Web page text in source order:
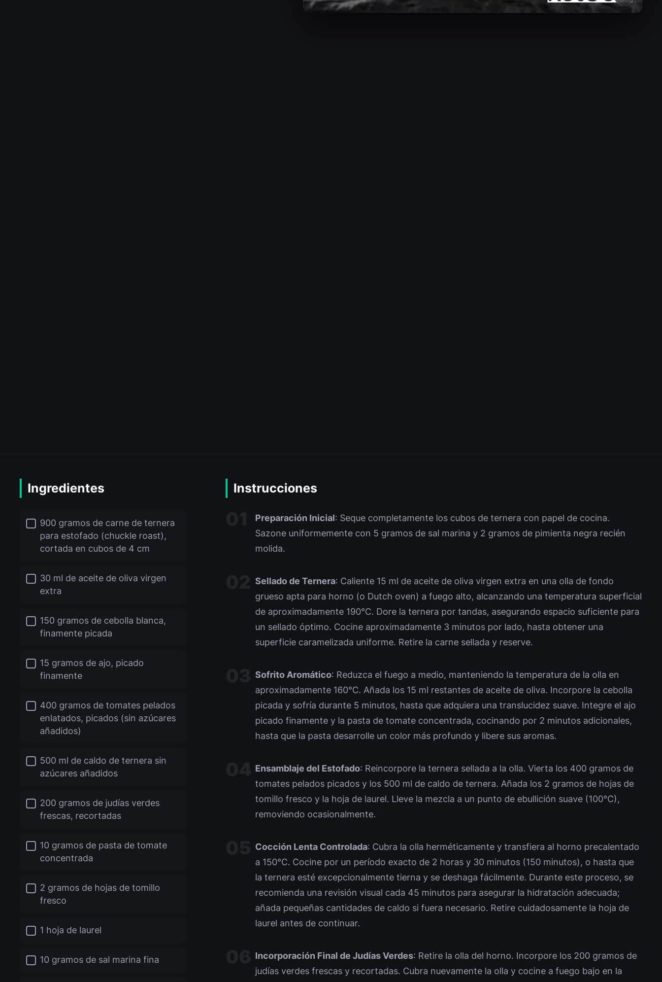
Ingredientes
900 gramos de carne de ternera
para estofado (chuckle roast),
cortada en cubos de 4 cm
30 ml de aceite de oliva virgen
extra
150 gramos de cebolla blanca,
finamente picada
15 gramos de ajo, picado
finamente
400 gramos de tomates pelados
enlatados, picados (sin azúcares
añadidos)
500 ml de caldo de ternera sin
azúcares añadidos
200 gramos de judías verdes
frescas, recortadas
10 gramos de pasta de tomate
concentrada
2 gramos de hojas de tomillo
fresco
1 hoja de laurel
10 gramos de sal marina fina
Instrucciones
Preparación Inicial: Seque completamente los cubos de ternera con papel de cocina.
Sazone uniformemente con 5 gramos de sal marina y 2 gramos de pimienta negra recién
molida.
Sellado de Ternera: Caliente 15 ml de aceite de oliva virgen extra en una olla de fondo
grueso apta para horno (o Dutch oven) a fuego alto, alcanzando una temperatura superficial
de aproximadamente 190°C. Dore la ternera por tandas, asegurando espacio suficiente para
un sellado óptimo. Cocine aproximadamente 3 minutos por lado, hasta obtener una
superficie caramelizada uniforme. Retire la carne sellada y reserve.
Sofrito Aromático: Reduzca el fuego a medio, manteniendo la temperatura de la olla en
aproximadamente 160°C. Añada los 15 ml restantes de aceite de oliva. Incorpore la cebolla
picada y sofría durante 5 minutos, hasta que adquiera una translucidez suave. Integre el ajo
picado finamente y la pasta de tomate concentrada, cocinando por 2 minutos adicionales,
hasta que la pasta desarrolle un color más profundo y libere sus aromas.
Ensamblaje del Estofado: Reincorpore la ternera sellada a la olla. Vierta los 400 gramos de
tomates pelados picados y los 500 ml de caldo de ternera. Añada los 2 gramos de hojas de
tomillo fresco y la hoja de laurel. Lleve la mezcla a un punto de ebullición suave (100°C),
removiendo ocasionalmente.
Cocción Lenta Controlada: Cubra la olla herméticamente y transfiera al horno precalentado
a 150°C. Cocine por un período exacto de 2 horas y 30 minutos (150 minutos), o hasta que
la ternera esté excepcionalmente tierna y se deshaga fácilmente. Durante este proceso, se
recomienda una revisión visual cada 45 minutos para asegurar la hidratación adecuada;
añada pequeñas cantidades de caldo si fuera necesario. Retire cuidadosamente la hoja de
laurel antes de continuar.
Incorporación Final de Judías Verdes: Retire la olla del horno. Incorpore los 200 gramos de
judías verdes frescas y recortadas. Cubra nuevamente la olla y cocine a fuego bajo en la